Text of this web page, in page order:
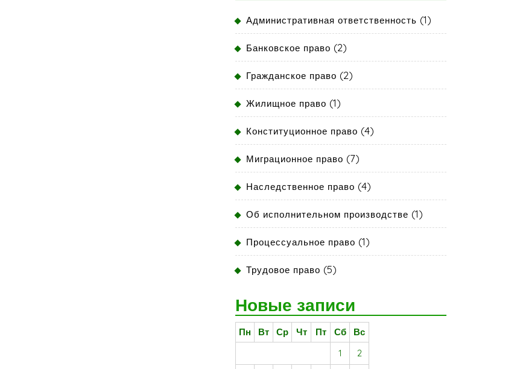
Административная ответственность (1)
Банковское право (2)
Гражданское право (2)
Жилищное право (1)
Конституционное право (4)
Миграционное право (7)
Наследственное право (4)
Об исполнительном производстве (1)
Процессуальное право (1)
Трудовое право (5)
Новые записи
Пн Вт Ср Чт Пт Сб
Вс
1
2